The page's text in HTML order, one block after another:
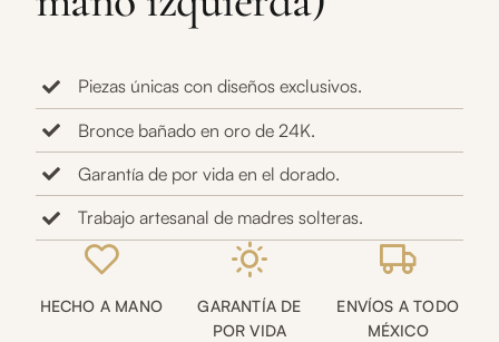
Piezas únicas con diseños exclusivos.
Bronce bañado en oro de 24K.
Garantía de por vida en el dorado.
Trabajo artesanal de madres solteras.
HECHO A MANO
GARANTÍA DE
POR VIDA
ENVÍOS A TODO
MÉXICO